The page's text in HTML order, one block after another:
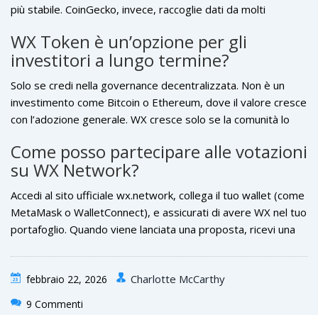
più stabile. CoinGecko, invece, raccoglie dati da molti
oscillare per un solo ordine. Non esiste un prezzo “vero”.
Esistono diversi prezzi, e il tuo guadagno dipende da dove
WX Token è un’opzione per gli
investitori a lungo termine?
Solo se credi nella governance decentralizzata. Non è un
investimento come Bitcoin o Ethereum, dove il valore cresce
con l’adozione generale. WX cresce solo se la comunità lo
valore. Se centinaia di persone lo usano per governare, il
valore intrinseco aumenta. È un investimento in un sistema,
Come posso partecipare alle votazioni
su WX Network?
Accedi al sito ufficiale wx.network, collega il tuo wallet (come
MetaMask o WalletConnect), e assicurati di avere WX nel tuo
portafoglio. Quando viene lanciata una proposta, ricevi una
giorni. Non ci sono costi per votare, ma devi pagare la
commissione della blockchain Ethereum (gas fee) per
febbraio 22, 2026 Charlotte McCarthy
9 Commenti